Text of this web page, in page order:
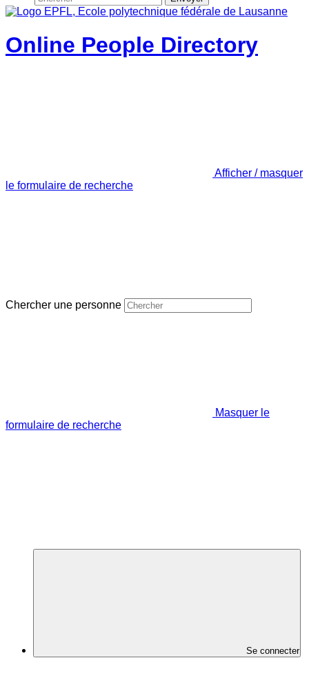
Online People Directory
Afficher / masquer
le formulaire de recherche
Chercher une personne
Masquer le
formulaire de recherche
Se connecter